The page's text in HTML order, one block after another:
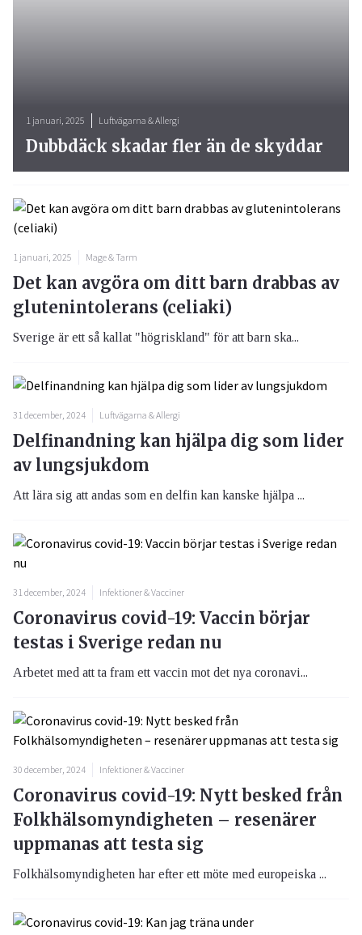
1 januari, 2025 Luftvägarna & Allergi
Dubbdäck skadar fler än de skyddar
1 januari, 2025 Mage & Tarm
Det kan avgöra om ditt barn drabbas av
glutenintolerans (celiaki)
Sverige är ett så kallat "högriskland" för att barn ska...
31 december, 2024 Luftvägarna & Allergi
Delfinandning kan hjälpa dig som lider
av lungsjukdom
Att lära sig att andas som en delfin kan kanske hjälpa ...
31 december, 2024 Infektioner & Vacciner
Coronavirus covid-19: Vaccin börjar
testas i Sverige redan nu
Arbetet med att ta fram ett vaccin mot det nya coronavi...
30 december, 2024 Infektioner & Vacciner
Coronavirus covid-19: Nytt besked från
Folkhälsomyndigheten – resenärer
uppmanas att testa sig
Folkhälsomyndigheten har efter ett möte med europeiska ...